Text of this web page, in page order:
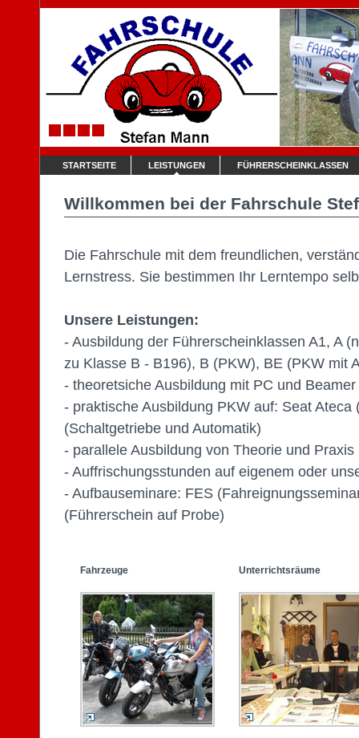
STARTSEITE LEISTUNGEN FÜHRERSCHEINKLASSEN
Willkommen bei der Fahrschule
Die Fahrschule mit dem freundlichen,
Lernstress. Sie bestimmen Ihr Lerntempo
Unsere Leistungen:
- Ausbildung der Führerscheinklassen A1, A
zu Klasse B - B196), B (PKW), BE (PKW mit
- theoretsiche Ausbildung mit PC und Beamer
- praktische Ausbildung PKW auf: Seat Ateca
(Schaltgetriebe und Automatik)
- parallele Ausbildung von Theorie und Praxis
- Auffrischungsstunden auf eigenem oder
- Aufbauseminare: FES
(Führerschein auf Probe)
Fahrzeuge Unterrichtsräume